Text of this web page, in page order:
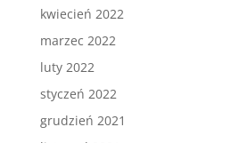
kwiecień 2022
marzec 2022
luty 2022
styczeń 2022
grudzień 2021